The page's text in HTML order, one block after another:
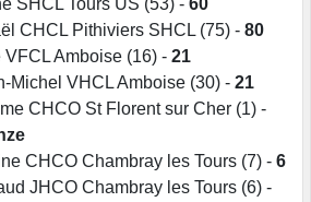
SHCL Tours US (53) - 60
CHCL Pithiviers SHCL (75) - 80
Amboise (16) - 21
Michel VHCL Amboise (30) - 21
CHCO St Florent sur Cher (1) -
CHCO Chambray les Tours (7) - 6
JHCO Chambray les Tours (6) -